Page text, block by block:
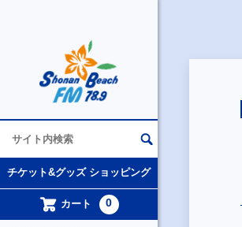
チケット&グッズ ショッピング
カート 0